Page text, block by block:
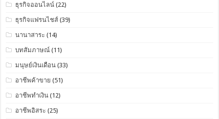
ธุรกิจออนไลน์ (22)
ธุรกิจแฟรนไชส์ (39)
นานาสาระ (14)
บทสัมภาษณ์ (11)
มนุษย์เงินเดือน (33)
อาชีพค้าขาย (51)
อาชีพทำเงิน (12)
อาชีพอิสระ (25)